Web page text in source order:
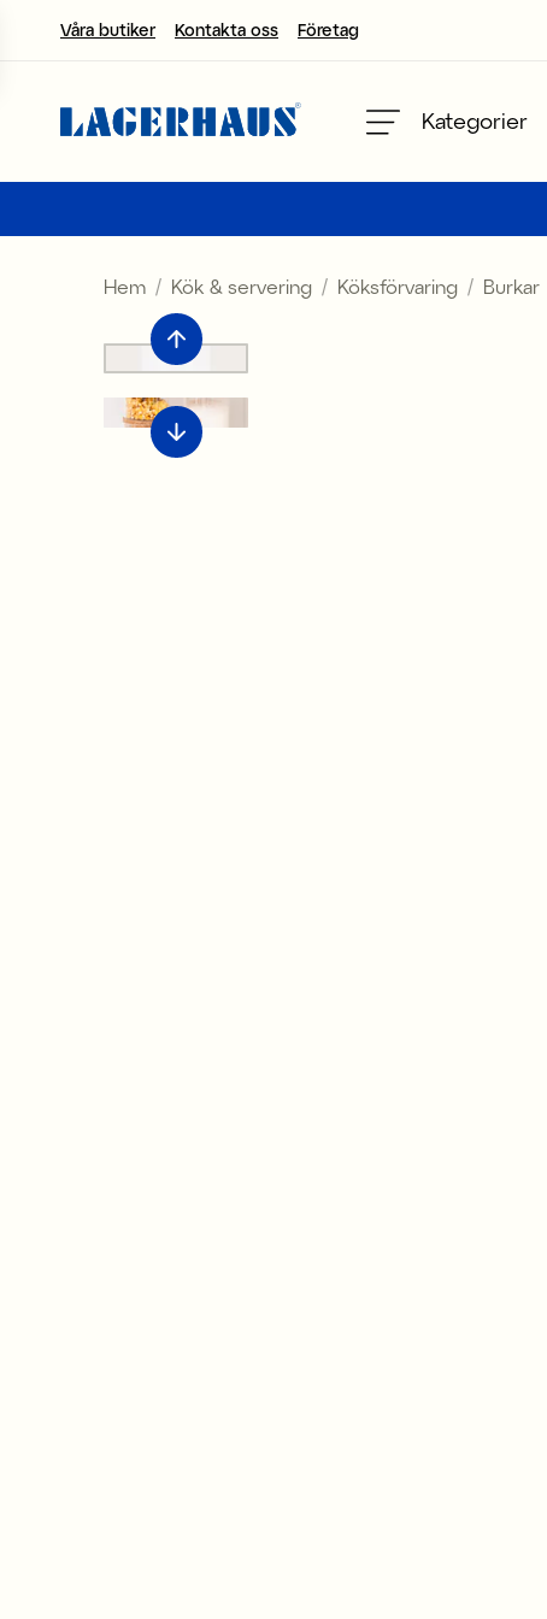
Våra butiker Kontakta oss Företag
Kategorier
Välj språk / valuta
FI / EUR
NO / NKR
SE / SEK
Hem Kök & servering Köksförvaring Burkar